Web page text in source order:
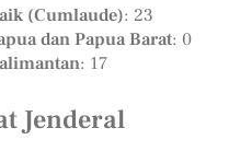
(Cumlaude): 23
dan Papua Barat: 0
: 17
Jenderal